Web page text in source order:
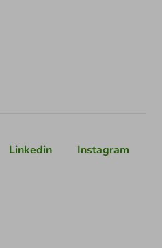
Linkedin Instagram